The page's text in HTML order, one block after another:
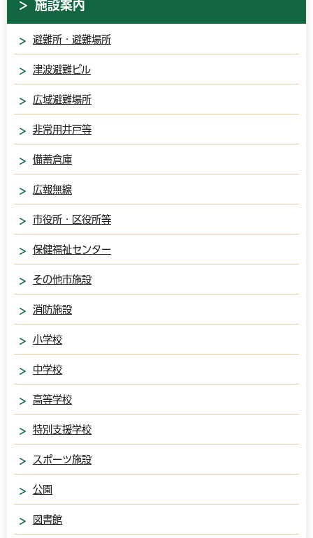
施設案内
避難所・避難場所
津波避難ビル
広域避難場所
非常用井戸等
備蓄倉庫
広報無線
市役所・区役所等
保健福祉センター
その他市施設
消防施設
小学校
中学校
高等学校
特別支援学校
スポーツ施設
公園
図書館